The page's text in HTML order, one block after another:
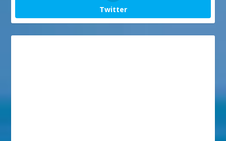
Twitter